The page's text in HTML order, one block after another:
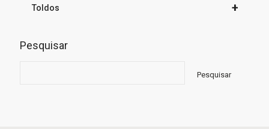
+
Toldos
Pesquisar
Pesquisar